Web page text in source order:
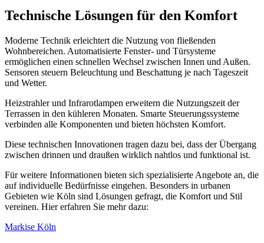
Technische Lösungen für den Komfort
Moderne Technik erleichtert die Nutzung von fließenden
Wohnbereichen. Automatisierte Fenster- und Türsysteme
ermöglichen einen schnellen Wechsel zwischen Innen und Außen.
Sensoren steuern Beleuchtung und Beschattung je nach Tageszeit
und Wetter.
Heizstrahler und Infrarotlampen erweitern die Nutzungszeit der
Terrassen in den kühleren Monaten. Smarte Steuerungssysteme
verbinden alle Komponenten und bieten höchsten Komfort.
Diese technischen Innovationen tragen dazu bei, dass der Übergang
zwischen drinnen und draußen wirklich nahtlos und funktional ist.
Für weitere Informationen bieten sich spezialisierte Angebote an, die
auf individuelle Bedürfnisse eingehen. Besonders in urbanen
Gebieten wie Köln sind Lösungen gefragt, die Komfort und Stil
vereinen. Hier erfahren Sie mehr dazu:
Markise Köln